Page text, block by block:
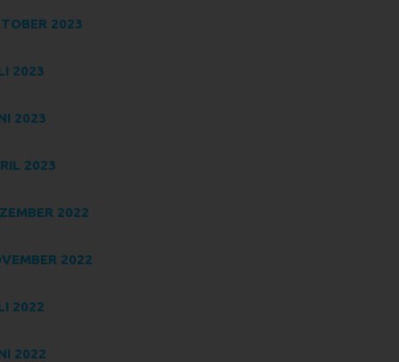
2023
2023
2023
2023
2022
2022
2022
2022